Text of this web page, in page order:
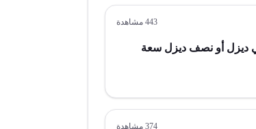
443 مشاهدة
ديزل أو نصف ديزل سعة
374 مشاهدة